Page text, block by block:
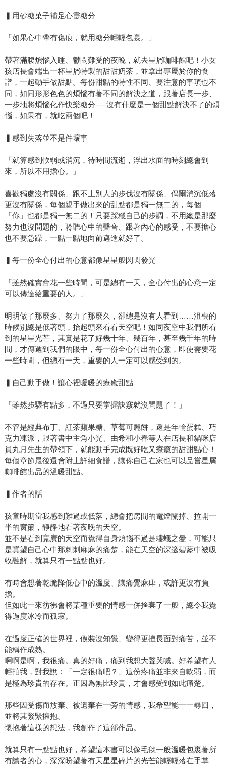
▍用砂糖菓子補足心靈糖分
「如果心中帶有傷痕，就用糖分輕輕包裹。」
帶著滿腹煩惱入睡、鬱悶難受的夜晚，就去星屑咖啡館吧！小女
孩店長會端出一杯星屑特製的甜甜奶茶，並拿出專屬於你的食
譜，一起動手做甜點。每份甜點的特性不同、要注意的事項也不
同，如同形形色色的煩惱有著不同的解決之道，跟著店長一步、
一步地將煩惱化作快樂糖分──沒有什麼是一個甜點解決不了的煩
惱，如果有，就吃兩個吧！
▍感到失落並不是件壞事
「就算感到軟弱或消沉，待時間流逝，浮出水面的時刻總會到
來，所以不用擔心。」
喜歡獨處沒有關係、跟不上別人的步伐沒有關係、偶爾消沉低落
更沒有關係，每個親手做出來的甜點都是獨一無二的，每個
「你」也都是獨一無二的！只要踩穩自己的步調，不用總是那麼
努力也沒問題的，聆聽心中的聲音、跟著內心的感受，不要擔心
也不要急躁，一點一點地向前邁進就好了。
▍每一份全心付出的心意都像星星般閃閃發光
「雖然確實會花一些時間，可是總有一天，全心付出的心意一定
可以傳達給重要的人。」
明明做了那麼多、努力了那麼久，卻總是沒有人看到……沮喪的
時候別總是低著頭，抬起頭來看看天空吧！如同夜空中我們所看
到的星星光芒，其實是花了好幾十年、幾百年，甚至幾千年的時
間，才傳遞到我們的眼中，每一份全心付出的心意，即使需要花
一些時間，但總有一天，重要的人一定可以感受到的。
▍自己動手做！讓心裡暖暖的療癒甜點
「雖然步驟有點多，不過只要掌握訣竅就沒問題了！」
不管是經典布丁、紅茶蘋果糖、草莓可麗餅，還是年輪蛋糕、巧
克力凍派，跟著書中主角小光、由希和小春等人在店長和貓咪店
員丸月先生的帶領下，就能動手完成既好吃又療癒的甜甜點心！
每個章節最後還會附上詳細食譜，讓你自己在家也可以品嘗星屑
咖啡館出品的溫暖甜點。
▍作者的話
孩童時期當我感到難過或低落，總會把房間的電燈關掉、拉開一
半的窗簾，靜靜地看著夜晚的天空。
並不是看到寬廣的天空而覺得自身煩惱不過是螻蟻之憂，可能只
是冀望自己心中那刺刺麻麻的痛楚，能在天空的深邃碧藍中被吸
收融解，就算只有一點點也好。
有時會想著乾脆降低心中的溫度、讓痛覺麻痺，或許更沒有負
擔。
但如此一來彷彿會將某種重要的情感一併捨棄了一般，總令我覺
得過度冰冷而孤寂。
在過度正確的世界裡，假裝沒知覺、變得更擅長面對痛苦，並不
能稱作成熟。
啊啊是啊，我很痛。真的好痛，痛到我想大聲哭喊。好希望有人
輕拍我，對我說：「一定很痛吧？」這份疼痛並非來自軟弱，而
是極為珍貴的存在。正因為無比珍貴，才會感受到如此痛楚。
那些因受傷而放棄、被遺棄在一旁的情感，我希望能一一尋回，
並將其緊緊擁抱。
懷抱著這樣的想法，我創作了這部作品。
就算只有一點點也好，希望這本書可以像毛毯一般溫暖包裹著所
有讀者的心，深深盼望著有天星星碎片的光芒能輕輕落在手掌